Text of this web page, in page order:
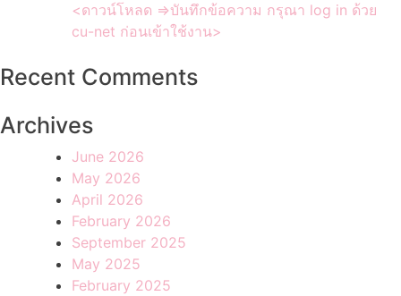
<ดาวน์โหลด =>บันทึกข้อความ กรุณา log in ด้วย
cu-net ก่อนเข้าใช้งาน>
Recent Comments
Archives
June 2026
May 2026
April 2026
February 2026
September 2025
May 2025
February 2025